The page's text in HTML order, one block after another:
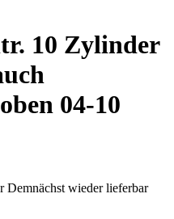
10 Zylinder
04-10
Demnächst wieder lieferbar